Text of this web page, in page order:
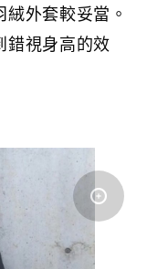
外套較妥當。
錯視身高的效